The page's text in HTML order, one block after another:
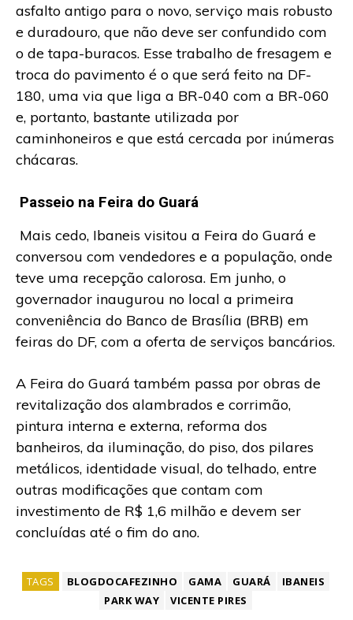
asfalto antigo para o novo, serviço mais robusto
e duradouro, que não deve ser confundido com
o de tapa-buracos. Esse trabalho de fresagem e
troca do pavimento é o que será feito na DF-
180, uma via que liga a BR-040 com a BR-060
e, portanto, bastante utilizada por
caminhoneiros e que está cercada por inúmeras
chácaras.
Passeio na Feira do Guará
Mais cedo, Ibaneis visitou a Feira do Guará e
conversou com vendedores e a população, onde
teve uma recepção calorosa. Em junho, o
governador inaugurou no local a primeira
conveniência do Banco de Brasília (BRB) em
feiras do DF, com a oferta de serviços bancários.
A Feira do Guará também passa por obras de
revitalização dos alambrados e corrimão,
pintura interna e externa, reforma dos
banheiros, da iluminação, do piso, dos pilares
metálicos, identidade visual, do telhado, entre
outras modificações que contam com
investimento de R$ 1,6 milhão e devem ser
concluídas até o fim do ano.
TAGS BLOGDOCAFEZINHO GAMA GUARÁ
IBANEIS
PARK WAY
VICENTE PIRES